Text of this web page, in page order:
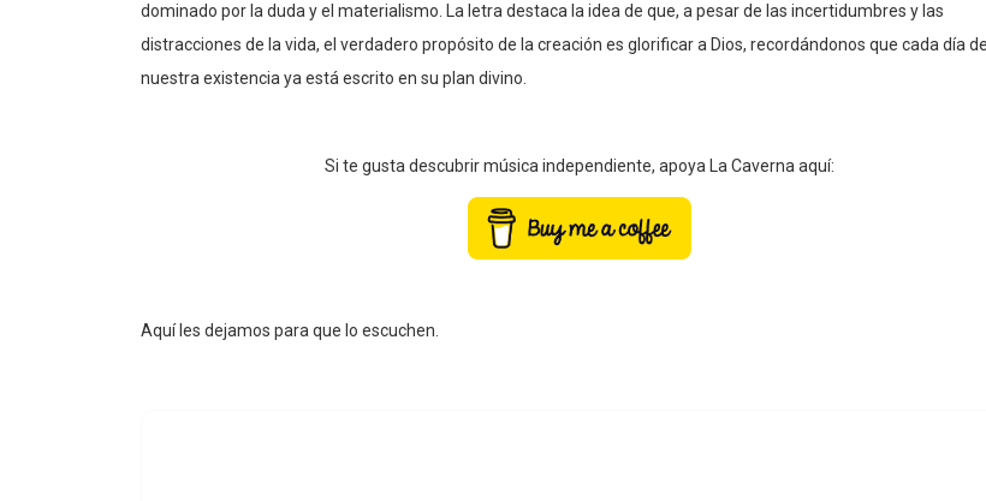
dominado por la duda y el materialismo. La letra destaca la idea de que, a pesar de las incertidumbres y las
distracciones de la vida, el verdadero propósito de la creación es glorificar a Dios, recordándonos que cada día de
nuestra existencia ya está escrito en su plan divino.
Si te gusta descubrir música independiente, apoya La Caverna aquí:
Aquí les dejamos para que lo escuchen.